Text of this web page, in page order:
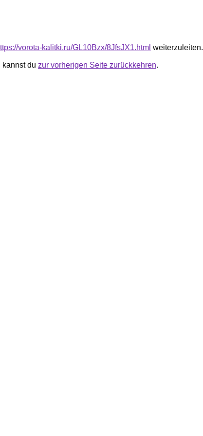
vorota-kalitki.ru/GL10Bzx/8JfsJX1.html weiterzuleiten.
kannst du zur vorherigen Seite zurückkehren.